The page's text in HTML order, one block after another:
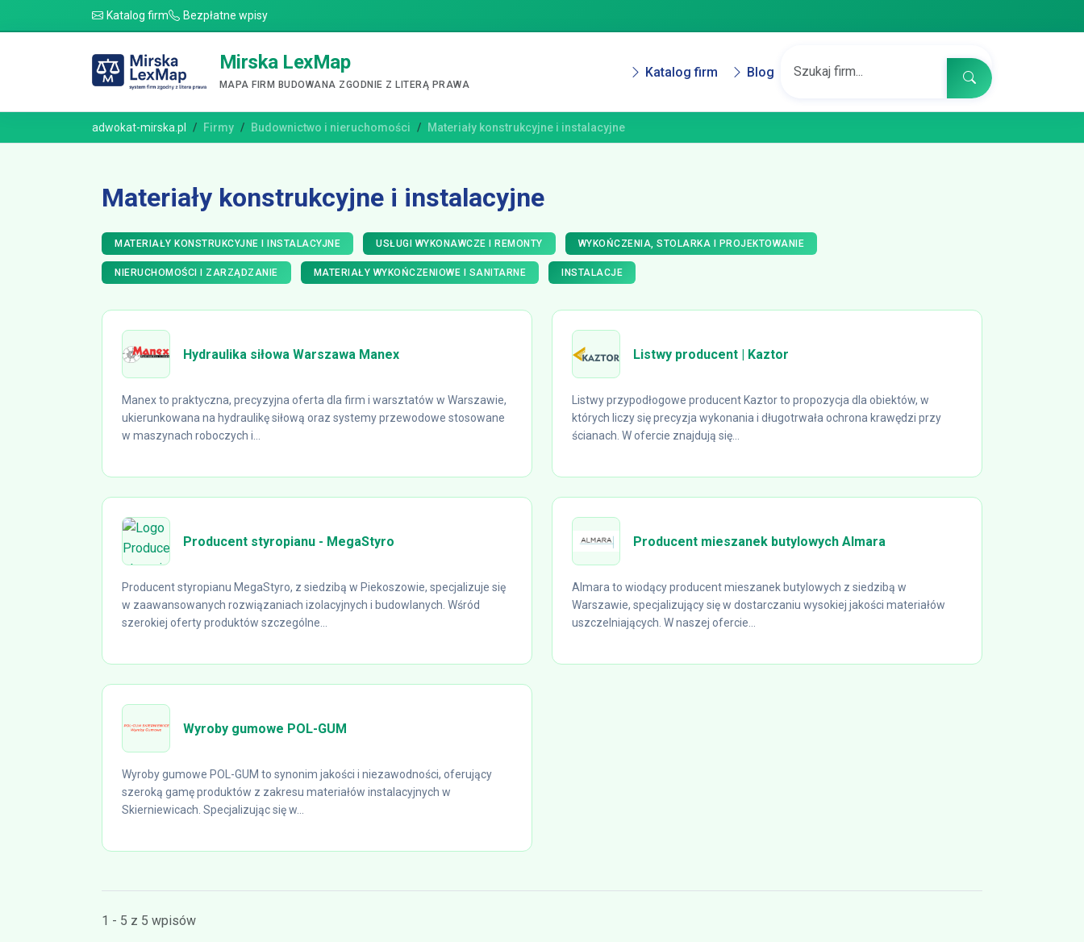
Katalog firm Bezpłatne wpisy
Mirska LexMap
MAPA FIRM BUDOWANA ZGODNIE Z LITERĄ PRAWA
Katalog firm Blog
adwokat-mirska.pl Firmy Budownictwo i nieruchomości Materiały konstrukcyjne i instalacyjne
Materiały konstrukcyjne i instalacyjne
MATERIAŁY KONSTRUKCYJNE I INSTALACYJNE USŁUGI WYKONAWCZE I REMONTY WYKOŃCZENIA, STOLARKA I PROJEKTOWANIE
NIERUCHOMOŚCI I ZARZĄDZANIE MATERIAŁY WYKOŃCZENIOWE I SANITARNE INSTALACJE
Hydraulika siłowa Warszawa Manex
Manex to praktyczna, precyzyjna oferta dla firm i warsztatów w Warszawie,
ukierunkowana na hydraulikę siłową oraz systemy przewodowe stosowane
w maszynach roboczych i...
Listwy producent | Kaztor
Listwy przypodłogowe producent Kaztor to propozycja dla obiektów, w
których liczy się precyzja wykonania i długotrwała ochrona krawędzi przy
ścianach. W ofercie znajdują się...
Producent styropianu - MegaStyro
Producent styropianu MegaStyro, z siedzibą w Piekoszowie, specjalizuje się
w zaawansowanych rozwiązaniach izolacyjnych i budowlanych. Wśród
szerokiej oferty produktów szczególne...
Producent mieszanek butylowych Almara
Almara to wiodący producent mieszanek butylowych z siedzibą w
Warszawie, specjalizujący się w dostarczaniu wysokiej jakości materiałów
uszczelniających. W naszej ofercie...
Wyroby gumowe POL-GUM
Wyroby gumowe POL-GUM to synonim jakości i niezawodności, oferujący
szeroką gamę produktów z zakresu materiałów instalacyjnych w
Skierniewicach. Specjalizując się w...
1 - 5 z 5 wpisów